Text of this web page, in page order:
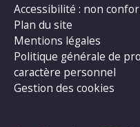
Accessibilité : non
Plan du site
Mentions légales
Politique générale de
caractère personnel
Gestion des cookies